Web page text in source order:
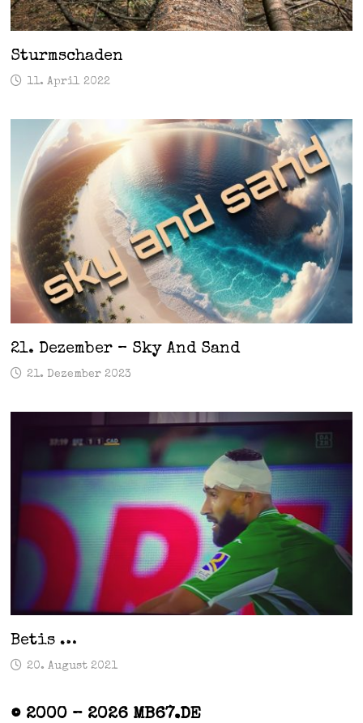
Sturmschaden
11. April 2022
21. Dezember – Sky And Sand
21. Dezember 2023
Betis …
20. August 2021
© 2000 – 2026 MB67.DE